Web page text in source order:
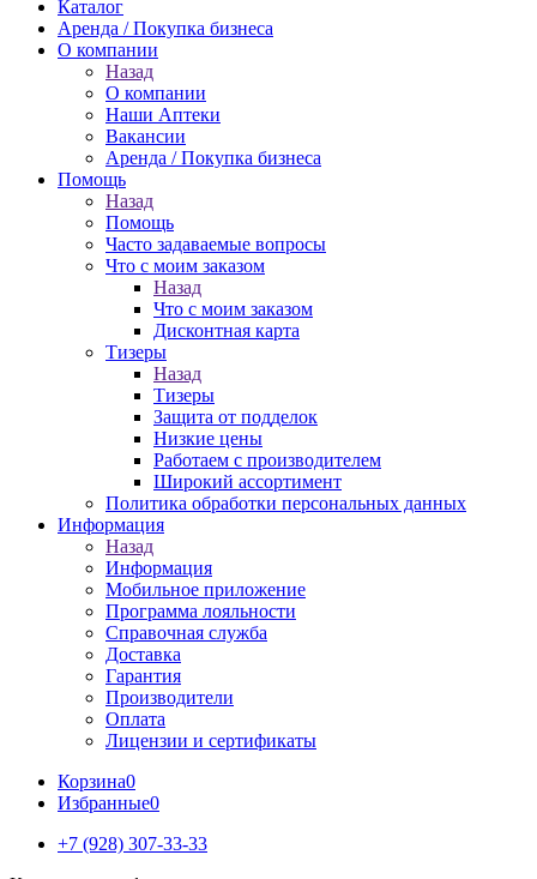
Каталог
Аренда / Покупка бизнеса
О компании
Назад
О компании
Наши Аптеки
Вакансии
Аренда / Покупка бизнеса
Помощь
Назад
Помощь
Часто задаваемые вопросы
Что с моим заказом
Назад
Что с моим заказом
Дисконтная карта
Тизеры
Назад
Тизеры
Защита от подделок
Низкие цены
Работаем с производителем
Широкий ассортимент
Политика обработки персональных данных
Информация
Назад
Информация
Мобильное приложение
Программа лояльности
Справочная служба
Доставка
Гарантия
Производители
Оплата
Лицензии и сертификаты
Корзина0
Избранные0
+7 (928) 307-33-33